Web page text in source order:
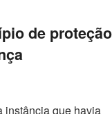
de proteção
instância que havia